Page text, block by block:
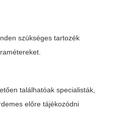
szükséges tartozék
találhatóak specialisták,
előre tájékozódni